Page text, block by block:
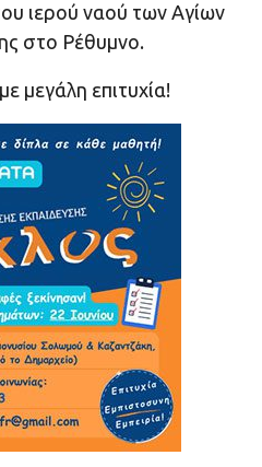
ιερού ναού των Αγίων
στο Ρέθυμνο.
μεγάλη επιτυχία!